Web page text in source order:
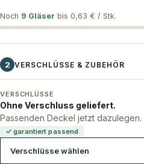
Noch 9 Gläser bis 0,63 € / Stk.
2 VERSCHLÜSSE & ZUBEHÖR
VERSCHLÜSSE
Ohne Verschluss geliefert.
Passenden Deckel jetzt dazulegen.
✓ garantiert passend
Verschlüsse wählen